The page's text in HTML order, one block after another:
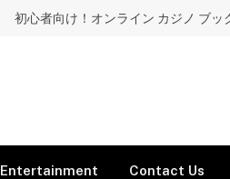
Entertainment Contact Us